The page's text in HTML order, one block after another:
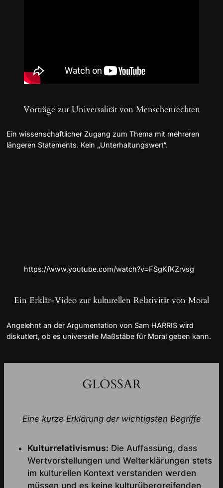
Vorträge zur Universalität von Menschenrechten
Ein wissenschaftlicher Zugang zum Thema mit mehreren
längeren Statements. Kein „Unterhaltungswert“.
https://www.youtube.com/watch?v=FSgKfKZrvsg
Ein Erklär-Video zur kulturellen Relativität von Moral
Angelehnt an der Argumentation von Sam HARRIS wird
diskutiert, ob es universelle Maßstäbe für Moral geben kann.
GLOSSAR
Eine kurze Erklärung der wichtigsten Begriffe
Kulturrelativismus: Die Auffassung, dass
Wertvorstellungen und Welterklärungen stets
im kulturellen Kontext verstanden werden
müssen und es keine kulturübergreifenden